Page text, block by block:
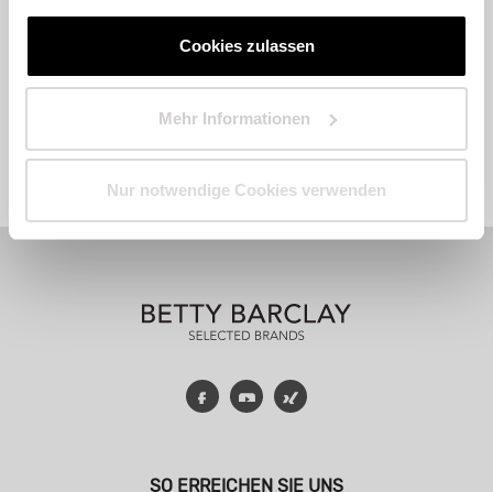
Cookies zulassen
Mehr Informationen
Nur notwendige Cookies verwenden
Fashion Accessoires Parfum
FacebookYouTube
SO ERREICHEN SIE UNS